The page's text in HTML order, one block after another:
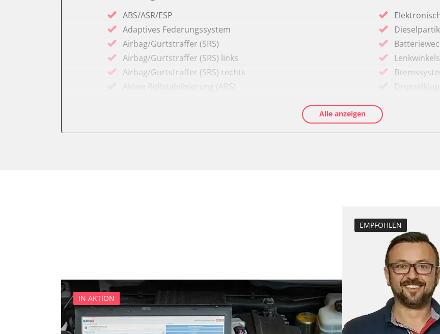
ABS/ASR/ESP
Adaptives Federungssystem
Airbag/Gurtstraffer (SRS)
Airbag/Gurtstraffer (SRS) links
Airbag/Gurtstraffer (SRS) rechts
Aktive Rollstabilisierung (ARS)
Dämpfungssystem vorne rechts
Diagnoseschnittstelle (EOBD/OBDII)
Diebstahlwarnanlage
Dynamiksteuerung
Injektoren
Alle anzeigen
IN AKTION
EMPFOHLEN